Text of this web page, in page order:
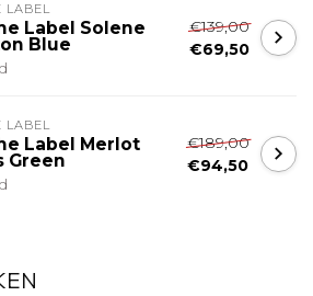
LABEL
Label Solene
Blue
€139,00
€69,50
LABEL
Label Merlot
Green
€189,00
€94,50